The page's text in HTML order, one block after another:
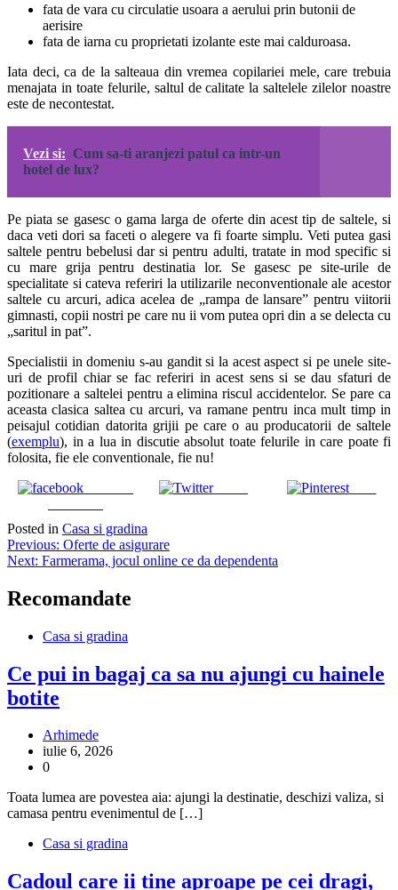
fata de vara cu circulatie usoara a aerului prin butonii de
aerisire
fata de iarna cu proprietati izolante este mai calduroasa.
Iata deci, ca de la salteaua din vremea copilariei mele, care trebuia
menajata in toate felurile, saltul de calitate la saltelele zilelor noastre
este de necontestat.
Vezi si: Cum sa-ti aranjezi patul ca intr-un
hotel de lux?
Pe piata se gasesc o gama larga de oferte din acest tip de saltele, si
daca veti dori sa faceti o alegere va fi foarte simplu. Veti putea gasi
saltele pentru bebelusi dar si pentru adulti, tratate in mod specific si
cu mare grija pentru destinatia lor. Se gasesc pe site-urile de
specialitate si cateva referiri la utilizarile neconventionale ale acestor
saltele cu arcuri, adica acelea de „rampa de lansare” pentru viitorii
gimnasti, copii nostri pe care nu ii vom putea opri din a se delecta cu
„saritul in pat”.
Specialistii in domeniu s-au gandit si la acest aspect si pe unele site-
uri de profil chiar se fac referiri in acest sens si se dau sfaturi de
pozitionare a saltelei pentru a elimina riscul accidentelor. Se pare ca
aceasta clasica saltea cu arcuri, va ramane pentru inca mult timp in
peisajul cotidian datorita grijii pe care o au producatorii de saltele
(exemplu), in a lua in discutie absolut toate felurile in care poate fi
folosita, fie ele conventionale, fie nu!
Tweet Save
Posted in Casa si gradina
Navigare
în
articole
Previous: Oferte de asigurare
Next: Farmerama, jocul online ce da dependenta
Recomandate
Casa si gradina
Ce pui in bagaj ca sa nu ajungi cu hainele
botite
Arhimede
iulie 6, 2026
0
Toata lumea are povestea aia: ajungi la destinatie, deschizi valiza, si
camasa pentru evenimentul de […]
Casa si gradina
Cadoul care ii tine aproape pe cei dragi,